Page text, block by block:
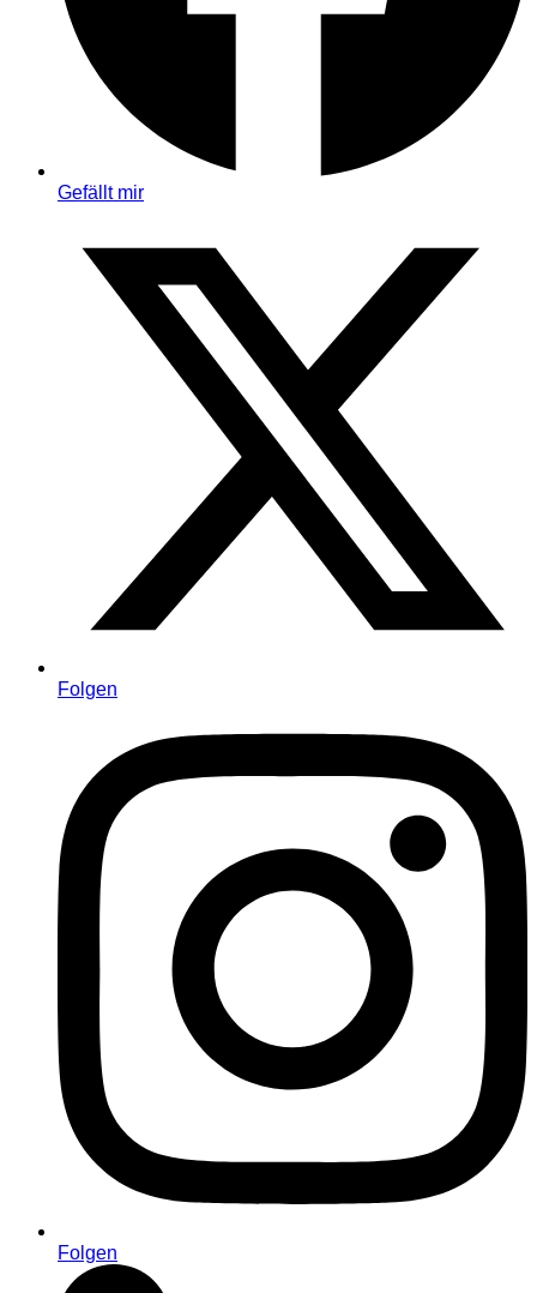
Gefällt mir
Folgen
Folgen